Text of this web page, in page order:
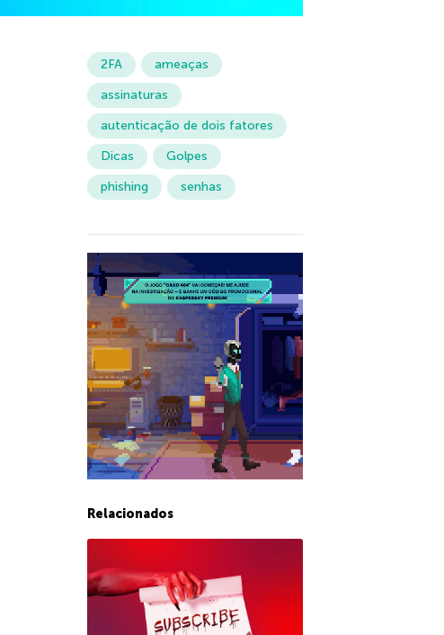
2FA
ameaças
assinaturas
autenticação de dois fatores
Dicas
Golpes
phishing
senhas
Relacionados